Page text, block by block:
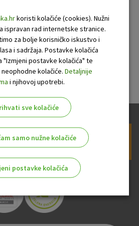
Črnomerec bit će privremeno
Od ponedjeljka, 11. rujna
banke klijenti mogu koristiti u
adresi Ulica Ivana Cankara 11.
će ponedjeljkom i srijedom od
četvrtkom i petkom od 9:00
su na raspolaganju i ostale
grada Zagreba.
OTP banke
koristi kolačiće (cookies). Nužni
ispravan rad internetske stranice.
za bolje korisničko iskustvo i
i sadržaja. Postavke kolačića
"Izmjeni postavke kolačića" te
kolačiće. Detaljnije
i njihovoj upotrebi.
sve kolačiće
samo nužne kolačiće
postavke kolačića